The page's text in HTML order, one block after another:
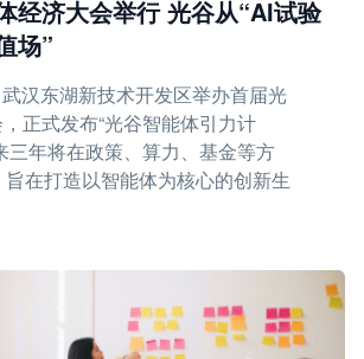
经济大会举行 光谷从“AI试验
场”
汉东湖新技术开发区举办首届光
正式发布“光谷智能体引力计
三年将在政策、算力、基金等方
在打造以智能体为核心的创新生